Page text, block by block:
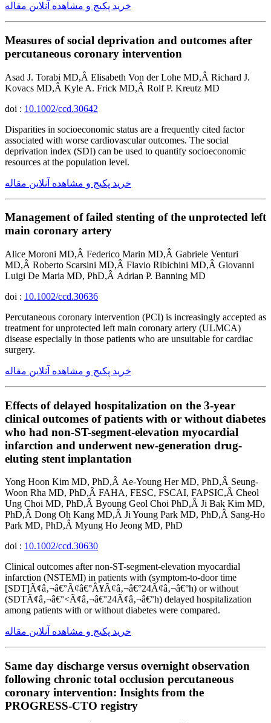
خرید پکیج و مشاهده آنلاین مقاله
Measures of social deprivation and outcomes after
percutaneous coronary intervention
Asad J. Torabi MD,Â Elisabeth Von der Lohe MD,Â Richard J.
Kovacs MD,Â Kyle A. Frick MD,Â Rolf P. Kreutz MD
doi : 10.1002/ccd.30642
Disparities in socioeconomic status are a frequently cited factor
associated with worse cardiovascular outcomes. The social
deprivation index (SDI) can be used to quantify socioeconomic
resources at the population level.
خرید پکیج و مشاهده آنلاین مقاله
Management of failed stenting of the unprotected left
main coronary artery
Alice Moroni MD,Â Federico Marin MD,Â Gabriele Venturi
MD,Â Roberto Scarsini MD,Â Flavio Ribichini MD,Â Giovanni
Luigi De Maria MD, PhD,Â Adrian P. Banning MD
doi : 10.1002/ccd.30636
Percutaneous coronary intervention (PCI) is increasingly accepted as
treatment for unprotected left main coronary artery (ULMCA)
disease especially in those patients who are unsuitable for cardiac
surgery.
خرید پکیج و مشاهده آنلاین مقاله
Effects of delayed hospitalization on the 3-year
clinical outcomes of patients with or without diabetes
who had non-ST-segment-elevation myocardial
infarction and underwent new-generation drug-
eluting stent implantation
Yong Hoon Kim MD, PhD,Â Ae-Young Her MD, PhD,Â Seung-
Woon Rha MD, PhD,Â FAHA, FESC, FSCAI, FAPSIC,Â Cheol
Ung Choi MD, PhD,Â Byoung Geol Choi PhD,Â Ji Bak Kim MD,
PhD,Â Dong Oh Kang MD,Â Ji Young Park MD, PhD,Â Sang-Ho
Park MD, PhD,Â Myung Ho Jeong MD, PhD
doi : 10.1002/ccd.30630
Clinical outcomes after non-ST-segment-elevation myocardial
infarction (NSTEMI) in patients with (symptom-to-door time
[SDT]Ã¢â‚¬â€°Ã¢â€°Â¥Ã¢â‚¬â€°24Ã¢â‚¬â€°h) or without
(SDTÃ¢â‚¬â€°<Ã¢â‚¬â€°24Ã¢â‚¬â€°h) delayed hospitalization
among patients with or without diabetes were compared.
خرید پکیج و مشاهده آنلاین مقاله
Same day discharge versus overnight observation
following chronic total occlusion percutaneous
coronary intervention: Insights from the
PROGRESS-CTO registry